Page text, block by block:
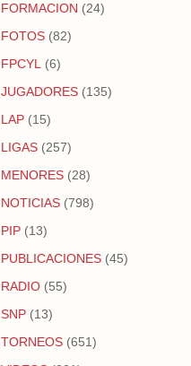
FORMACION (24)
FOTOS (82)
FPCYL (6)
JUGADORES (135)
LAP (15)
LIGAS (257)
MENORES (28)
NOTICIAS (798)
PIP (13)
PUBLICACIONES (45)
RADIO (55)
SNP (13)
TORNEOS (651)